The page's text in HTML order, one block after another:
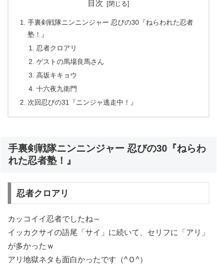
目次
手裏剣戦隊ニンニンジャー 忍びの30『ねらわれた忍者
塾！』
忍者クロアリ
ゲストの馬場良馬さん
高坂キキョウ
十六夜九衛門
次回忍びの31『ニンジャ逃走中！』
手裏剣戦隊ニンニンジャー 忍びの30『ねらわ
れた忍者塾！』
忍者クロアリ
カッコイイ忍者でしたね～
イッカクサイの語尾「サイ」に続いて、セリフに「アリ」
が多かったｗ
アリ地獄ネタも面白かったです（^Ｏ^）